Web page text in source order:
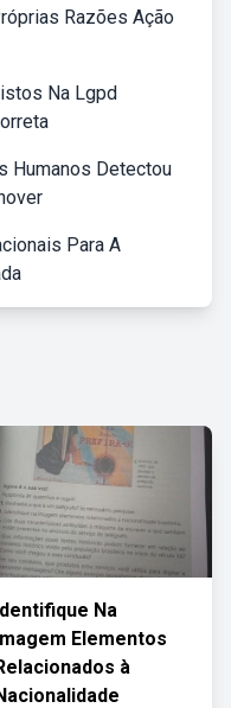
Razões Ação
Na Lgpd
Humanos Detectou
Para A
Na
Elementos
à